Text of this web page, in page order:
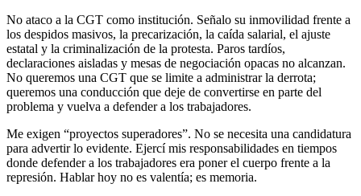
No ataco a la CGT como institución. Señalo su inmovilidad frente a
los despidos masivos, la precarización, la caída salarial, el ajuste
estatal y la criminalización de la protesta. Paros tardíos,
declaraciones aisladas y mesas de negociación opacas no alcanzan.
No queremos una CGT que se limite a administrar la derrota;
queremos una conducción que deje de convertirse en parte del
problema y vuelva a defender a los trabajadores.
Me exigen “proyectos superadores”. No se necesita una candidatura
para advertir lo evidente. Ejercí mis responsabilidades en tiempos
donde defender a los trabajadores era poner el cuerpo frente a la
represión. Hablar hoy no es valentía; es memoria.